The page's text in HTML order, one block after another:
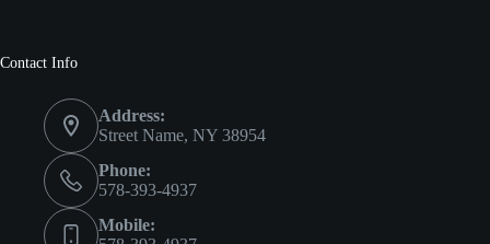
Contact Info
Address:
Street Name, NY 38954
Phone:
578-393-4937
Mobile: